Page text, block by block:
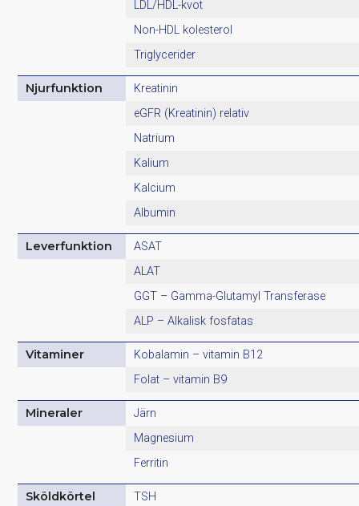
LDL/HDL-kvot
Non-HDL kolesterol
Triglycerider
Njurfunktion
Kreatinin
eGFR (Kreatinin) relativ
Natrium
Kalium
Kalcium
Albumin
Leverfunktion
ASAT
ALAT
GGT – Gamma-Glutamyl Transferase
ALP – Alkalisk fosfatas
Vitaminer
Kobalamin – vitamin B12
Folat – vitamin B9
Mineraler
Järn
Magnesium
Ferritin
Sköldkörtel
TSH